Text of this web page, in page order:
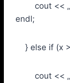
cout <<
endl;
} else if (x
cout <<